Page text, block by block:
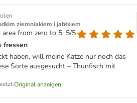
ziemniakiem i jabłkiem
from zero to 5: 5/5
fressen
haben, will meine Katze nur noch das
Sorte ausgesucht – Thunfisch mit
Original anzeigen